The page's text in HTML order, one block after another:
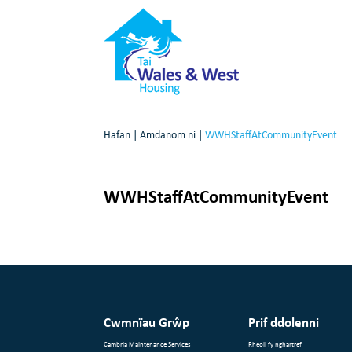
Hafan | Amdanom ni | WWHStaffAtCommunityEvent
WWHStaffAtCommunityEvent
Cwmnïau Grŵp
Cambria Maintenance Services
Prif ddolenni
Rheoli fy nghartref